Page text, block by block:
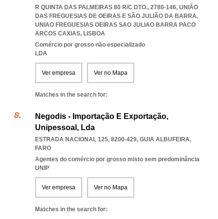
R QUINTA DAS PALMEIRAS 80 R/C DTO., 2780-146, UNIÃO
DAS FREGUESIAS DE OEIRAS E SÃO JULIÃO DA BARRA,
UNIAO FREGUESIAS OEIRAS SAO JULIAO BARRA PACO
ARCOS CAXIAS, LISBOA
Comércio por grosso não especializado
LDA
Ver empresa Ver no Mapa
Matches in the search for:
Negodis - Importação E Exportação,
Unipessoal, Lda
ESTRADA NACIONAL 125, 8200-429, GUIA ALBUFEIRA,
FARO
Agentes do comércio por grosso misto sem predominância
UNIP
Ver empresa Ver no Mapa
Matches in the search for: